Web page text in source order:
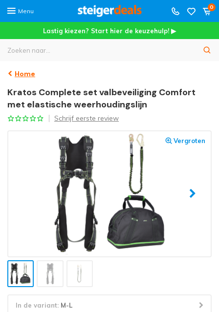
Menu
0
Lastig kiezen? Start hier de keuzehulp! ▶
Home
Kratos Complete set valbeveiliging Comfort
met elastische weerhoudingslijn
Schrijf eerste review
Vergroten
In de variant: M-L